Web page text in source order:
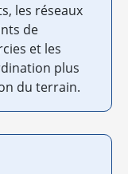
les réseaux
de
et les
plus
du terrain.